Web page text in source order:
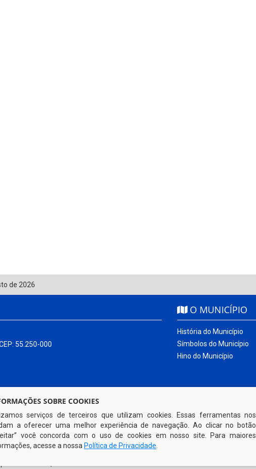
de 2026
55.250-000
O MUNICÍPIO
História do Município
Símbolos do Município
Hino do Município
de Sanharó | Todos os direitos reservados
SOBRE COOKIES
serviços de terceiros que utilizam cookies. Essas ferramentas nos
a oferecer uma melhor experiência de navegação. Ao clicar no botão
você concorda com o uso de cookies em nosso site. Para maiores
acesse a nossa Política de Privacidade